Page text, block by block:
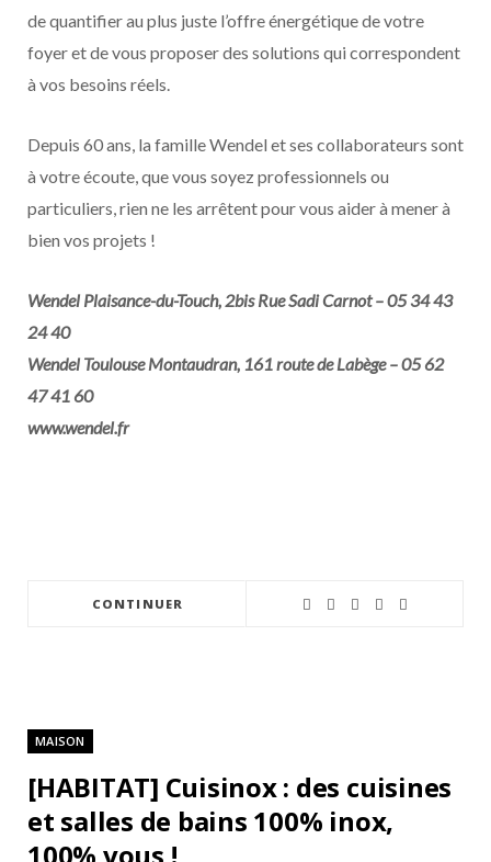
de quantifier au plus juste l’offre énergétique de votre
foyer et de vous proposer des solutions qui correspondent
à vos besoins réels.
Depuis 60 ans, la famille Wendel et ses collaborateurs sont
à votre écoute, que vous soyez professionnels ou
particuliers, rien ne les arrêtent pour vous aider à mener à
bien vos projets !
Wendel Plaisance-du-Touch, 2bis Rue Sadi Carnot – 05 34 43
24 40
Wendel Toulouse Montaudran, 161 route de Labège – 05 62
47 41 60
www.wendel.fr
CONTINUER
MAISON
[HABITAT] Cuisinox : des cuisines
et salles de bains 100% inox,